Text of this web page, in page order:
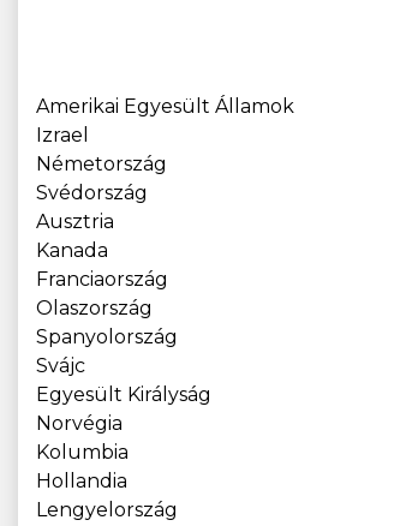
Amerikai Egyesült Államok
Izrael
Németország
Svédország
Ausztria
Kanada
Franciaország
Olaszország
Spanyolország
Svájc
Egyesült Királyság
Norvégia
Kolumbia
Hollandia
Lengyelország